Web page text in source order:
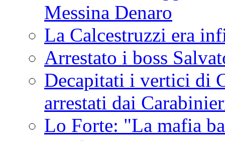
Messina Denaro
La Calcestruzzi era
Arrestato i boss
Decapitati i vertici di
arrestati dai
Lo Forte: "La mafia